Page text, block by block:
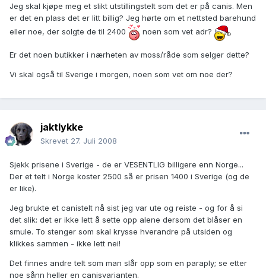
Jeg skal kjøpe meg et slikt utstillingstelt som det er på canis. Men
er det en plass det er litt billig? Jeg hørte om et nettsted barehund
eller noe, der solgte de til 2400
noen som vet adr?
Er det noen butikker i nærheten av moss/råde som selger dette?
Vi skal også til Sverige i morgen, noen som vet om noe der?
jaktlykke
Skrevet 27. Juli 2008
Sjekk prisene i Sverige - de er VESENTLIG billigere enn Norge...
Der et telt i Norge koster 2500 så er prisen 1400 i Sverige (og de
er like).
Jeg brukte et canistelt nå sist jeg var ute og reiste - og for å si
det slik: det er ikke lett å sette opp alene dersom det blåser en
smule. To stenger som skal krysse hverandre på utsiden og
klikkes sammen - ikke lett nei!
Det finnes andre telt som man slår opp som en paraply; se etter
noe sånn heller en canisvarianten.